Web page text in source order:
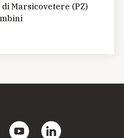
Marsicovetere (PZ)